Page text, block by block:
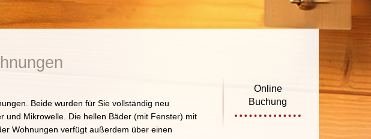
Online
Buchung
Beide wurden für Sie vollständig neu
und Mikrowelle. Die hellen Bäder (mit Fenster) mit
Wohnungen verfügt außerdem über einen